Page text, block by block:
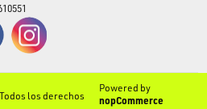
los derechos
Powered by
nopCommerce